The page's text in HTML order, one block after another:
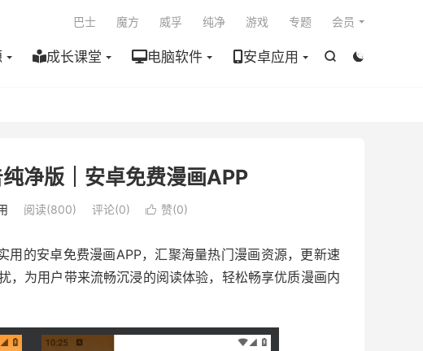


成长课堂 电脑软件 安卓应用
巴士 魔方 威孚 纯净 游戏 专题 会员
净版｜安卓免费漫画APP
阅读(800) 评论(0)  赞(0)
的安卓免费漫画APP，汇聚海量热门漫画资源，更新速
，为用户带来流畅沉浸的阅读体验，轻松畅享优质漫画内